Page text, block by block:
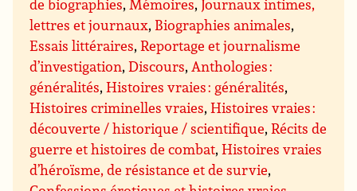
de biographies,Mémoires,Journaux intimes,
lettres et journaux, Biographies animales,
Essais littéraires,Reportage et journalisme
d’investigation,Discours,Anthologies :
généralités,Histoires vraies : généralités,
Histoires criminelles vraies,Histoires vraies :
découverte / historique / scientifique,Récits de
guerre et histoires de combat,Histoires vraies
d’héroïsme, de résistance et de survie,